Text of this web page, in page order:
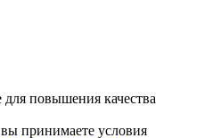
повышения качества
принимаете условия